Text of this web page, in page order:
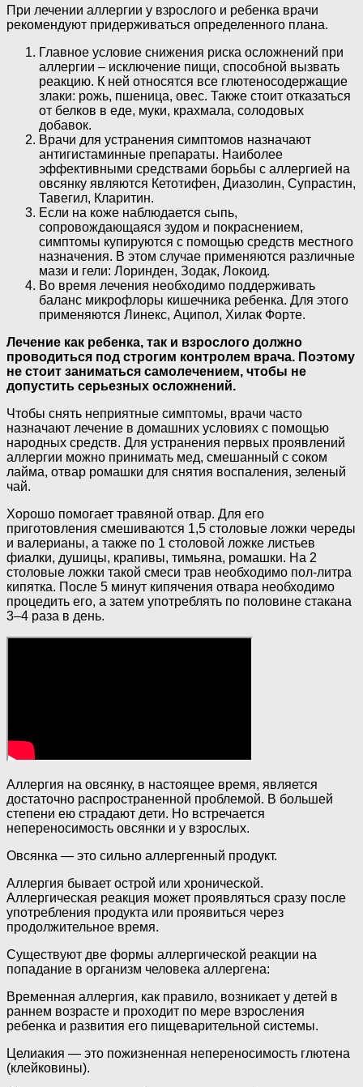
При лечении аллергии у взрослого и ребенка врачи
рекомендуют придерживаться определенного плана.
Главное условие снижения риска осложнений при
аллергии – исключение пищи, способной вызвать
реакцию. К ней относятся все глютеносодержащие
злаки: рожь, пшеница, овес. Также стоит отказаться
от белков в еде, муки, крахмала, солодовых
добавок.
Врачи для устранения симптомов назначают
антигистаминные препараты. Наиболее
эффективными средствами борьбы с аллергией на
овсянку являются Кетотифен, Диазолин, Супрастин,
Тавегил, Кларитин.
Если на коже наблюдается сыпь,
сопровождающаяся зудом и покраснением,
симптомы купируются с помощью средств местного
назначения. В этом случае применяются различные
мази и гели: Лоринден, Зодак, Локоид.
Во время лечения необходимо поддерживать
баланс микрофлоры кишечника ребенка. Для этого
применяются Линекс, Аципол, Хилак Форте.
Лечение как ребенка, так и взрослого должно
проводиться под строгим контролем врача. Поэтому
не стоит заниматься самолечением, чтобы не
допустить серьезных осложнений.
Чтобы снять неприятные симптомы, врачи часто
назначают лечение в домашних условиях с помощью
народных средств. Для устранения первых проявлений
аллергии можно принимать мед, смешанный с соком
лайма, отвар ромашки для снятия воспаления, зеленый
чай.
Хорошо помогает травяной отвар. Для его
приготовления смешиваются 1,5 столовые ложки череды
и валерианы, а также по 1 столовой ложке листьев
фиалки, душицы, крапивы, тимьяна, ромашки. На 2
столовые ложки такой смеси трав необходимо пол-литра
кипятка. После 5 минут кипячения отвара необходимо
процедить его, а затем употреблять по половине стакана
3–4 раза в день.
Аллергия на овсянку, в настоящее время, является
достаточно распространенной проблемой. В большей
степени ею страдают дети. Но встречается
непереносимость овсянки и у взрослых.
Овсянка — это сильно аллергенный продукт.
Аллергия бывает острой или хронической.
Аллергическая реакция может проявляться сразу после
употребления продукта или проявиться через
продолжительное время.
Существуют две формы аллергической реакции на
попадание в организм человека аллергена:
Временная аллергия, как правило, возникает у детей в
раннем возрасте и проходит по мере взросления
ребенка и развития его пищеварительной системы.
Целиакия — это пожизненная непереносимость глютена
(клейковины).